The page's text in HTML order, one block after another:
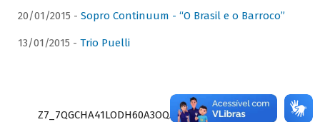
20/01/2015 - Sopro Continuum - “O Brasil e o Barroco”
13/01/2015 - Trio Puelli
Z7_7QGCHA41LODH60A3OQA8RN1415